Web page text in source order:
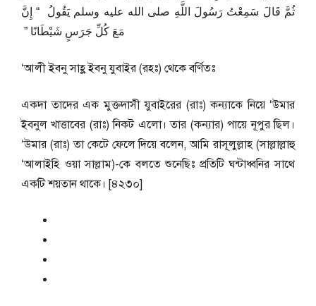
ثُمَّ قَالَ سَمِعْتُ رَسُولَ اللَّهِ صلى الله عليه وسلم يَقُولُ ‏ “‏ إِنَّ
مَعَ كُلِّ جَرَسٍ شَيْطَانًا ‏”‏ ‏
‘আলী ইবনু সাহ্ল ইবনু যুবাইর (রহঃ) থেকে বর্ণিতঃ
একদা তাদের এক মুক্তদাসী যুবাইরের (রাঃ) কন্যাকে নিয়ে ‘উমার
ইবনুল খাত্তাবের (রাঃ) নিকট এলো। তার (কন্যার) পায়ে নূপুর ছিল।
‘উমার (রাঃ) তা কেটে ফেলে দিয়ে বলেন, আমি রাসূলুল্লাহ (সাল্লাল্লাহু
‘আলাইহি ওয়া সাল্লাম)-কে বলতে শুনেছিঃ প্রতিটি ঘন্টাধ্বনির সাথে
একটি শয়তান থাকে। [৪২৩০]